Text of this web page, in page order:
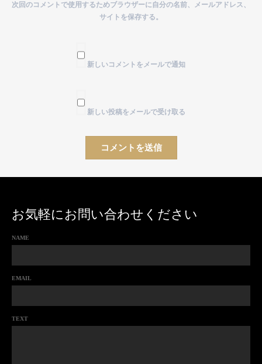
次回のコメントで使用するためブラウザーに自分の名前、メールアドレス、
サイトを保存する。
新しいコメントをメールで通知
新しい投稿をメールで受け取る
お気軽にお問い合わせください
NAME
EMAIL
TEXT